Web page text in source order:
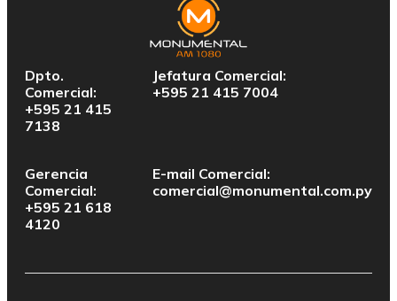
Dpto.
Comercial:
+595 21 415
7138
Jefatura Comercial:
+595 21 415 7004
Gerencia
Comercial:
+595 21 618
4120
E-mail Comercial:
comercial@monumental.com.py